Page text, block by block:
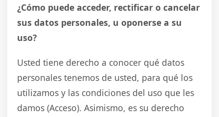
¿Cómo puede acceder, rectificar o cancelar
sus datos personales, u oponerse a su
uso?
Usted tiene derecho a conocer qué datos
personales tenemos de usted, para qué los
utilizamos y las condiciones del uso que les
damos (Acceso). Asimismo, es su derecho